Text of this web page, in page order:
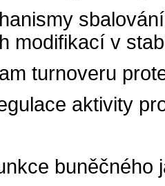
modifikací v
turnoveru
aktivity
buněčného